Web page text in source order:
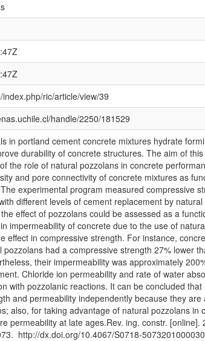
index.php/ric/article/view/39
handle/2250/181529
in portland cement concrete mixtures hydrate
durability of concrete structures. The aim of
the role of natural pozzolans in concrete
and pore connectivity of concrete mixtures as
experimental program measured compressive
different levels of cement replacement by
effect of pozzolans could be assessed as a
impermeability of concrete due to the use of
effect in compressive strength. For instance,
pozzolans had a compressive strength 27% lower
their impermeability was approximately
Chloride ion permeability and rate of water
with pozzolanic reactions. It can be concluded
and permeability independently because they are
also, for taking advantage of natural pozzolans in
permeability at late ages.Rev. ing. constr. [online].
http://dx.doi.org/10.4067/S0718-